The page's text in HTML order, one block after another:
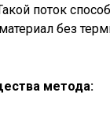
поток
без
метода: